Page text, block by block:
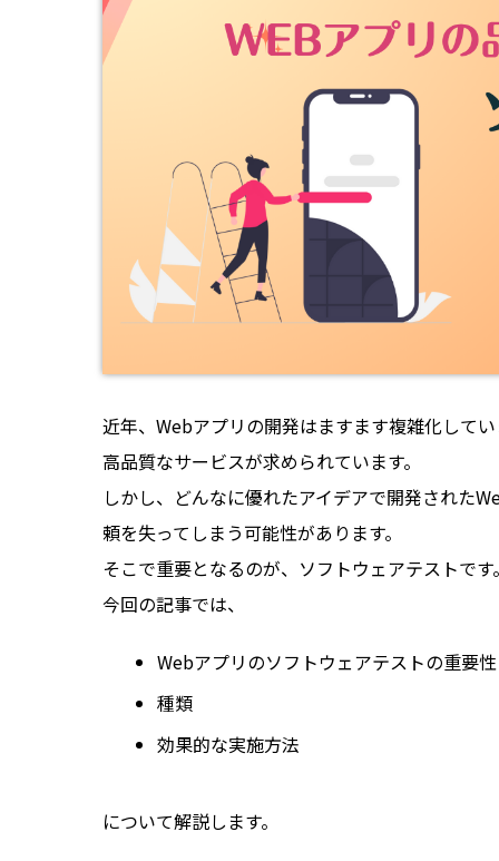
近年、Webアプリの開発はますます複雑化して
高品質なサービスが求められています。
しかし、どんなに優れたアイデアで開発された
頼を失ってしまう可能性があります。
そこで重要となるのが、ソフトウェアテストです
今回の記事では、
Webアプリのソフトウェアテストの重要性
種類
効果的な実施方法
について解説します。